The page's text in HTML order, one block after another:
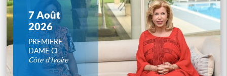
7 Août
2026
PREMIERE
DAME CI
Côte d'Ivoire